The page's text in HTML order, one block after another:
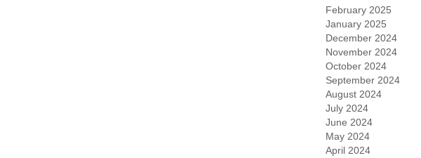
February 2025
January 2025
December 2024
November 2024
October 2024
September 2024
August 2024
July 2024
June 2024
May 2024
April 2024